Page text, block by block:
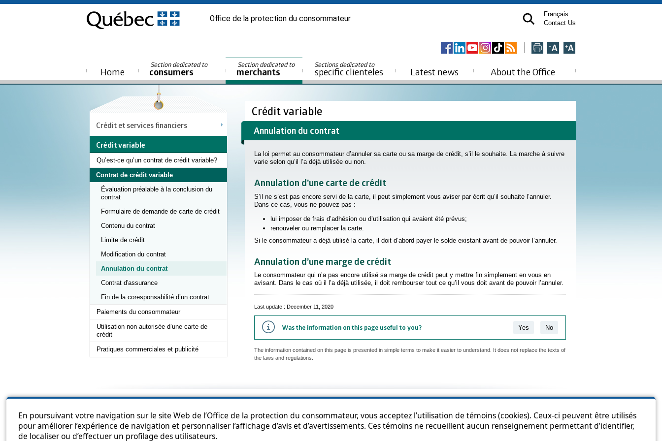
En poursuivant votre navigation sur le site Web de l’Office de la protection du consommateur, vous acceptez l’utilisation de témoins (cookies). Ceux-ci peuvent être utilisés
pour améliorer l’expérience de navigation et personnaliser l’affichage d’avis et d’avertissements. Ces témoins ne recueillent aucun renseignement permettant d’identifier,
de localiser ou d’effectuer un profilage des utilisateurs.
Office de la protection du consommateur
Français
Contact Us
Home
Section dedicated to
consumers
Section dedicated to
merchants
Sections dedicated to
specific clienteles Latest news About the Office
Crédit et services financiers
Crédit variable
Qu’est-ce qu’un contrat de crédit variable?
Contrat de crédit variable
Évaluation préalable à la conclusion du
contrat
Formulaire de demande de carte de crédit
Contenu du contrat
Limite de crédit
Modification du contrat
Annulation du contrat
Contrat d'assurance
Fin de la coresponsabilité d’un contrat
Paiements du consommateur
Utilisation non autorisée d’une carte de
crédit
Pratiques commerciales et publicité
Crédit variable
Annulation du contrat
La loi permet au consommateur d’annuler sa carte ou sa marge de crédit, s’il le souhaite. La marche à suivre
varie selon qu’il l’a déjà utilisée ou non.
Annulation d’une carte de crédit
S’il ne s’est pas encore servi de la carte, il peut simplement vous aviser par écrit qu’il souhaite l’annuler.
Dans ce cas, vous ne pouvez pas :
lui imposer de frais d’adhésion ou d’utilisation qui avaient été prévus;
renouveler ou remplacer la carte.
Si le consommateur a déjà utilisé la carte, il doit d’abord payer le solde existant avant de pouvoir l’annuler.
Annulation d’une marge de crédit
Le consommateur qui n’a pas encore utilisé sa marge de crédit peut y mettre fin simplement en vous en
avisant. Dans le cas où il l’a déjà utilisée, il doit rembourser tout ce qu’il vous doit avant de pouvoir l’annuler.
Last update : December 11, 2020
Was the information on this page useful to you? Yes No
The information contained on this page is presented in simple terms to make it easier to understand. It does not replace the texts of
the laws and regulations.